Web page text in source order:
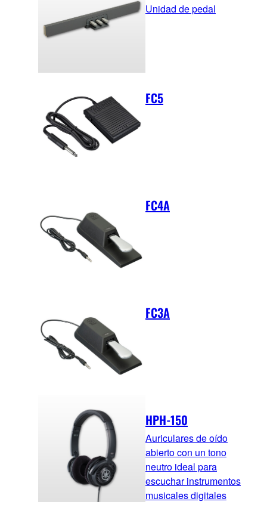
Unidad de pedal
FC5
FC4A
FC3A
HPH-150
Auriculares de oído
abierto con un tono
neutro ideal para
escuchar instrumentos
musicales digitales